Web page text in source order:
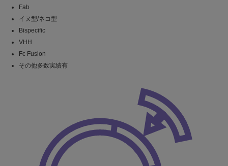
Fab
イヌ型/ネコ型
Bispecific
VHH
Fc Fusion
その他多数実績有